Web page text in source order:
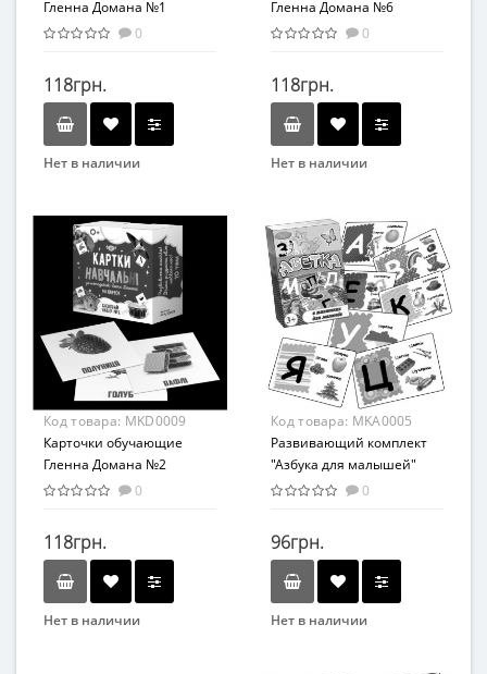
Гленна Домана №1
Мастер MKD0008 укр
0
118грн.
Нет в наличии
Развивающие
Возраст
С рождения
Возрастная группа
От 0 лет
Материал
Картон
Гленна Домана №6
Мастер MKD0013 укр
0
118грн.
Нет в наличии
Вид
Развивающие
Возраст
С рождения
Возрастная группа
От 0 лет
Материал
Картон
Код товара: MKD0009
Карточки обучающие
Гленна Домана №2
Мастер MKD0009 укр
0
118грн.
Нет в наличии
Код товара: MKA0005
Развивающий комплект
"Азбука для малышей"
MKA0005 карточки-
0
96грн.
Нет в наличии